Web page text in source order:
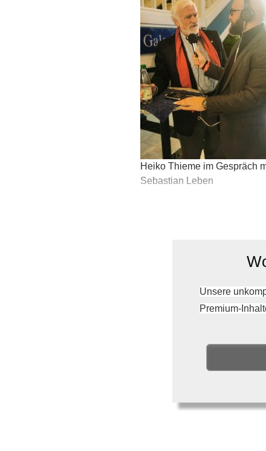
Heiko Thieme im Gespräch
Sebastian Leben
Unsere
Premium-